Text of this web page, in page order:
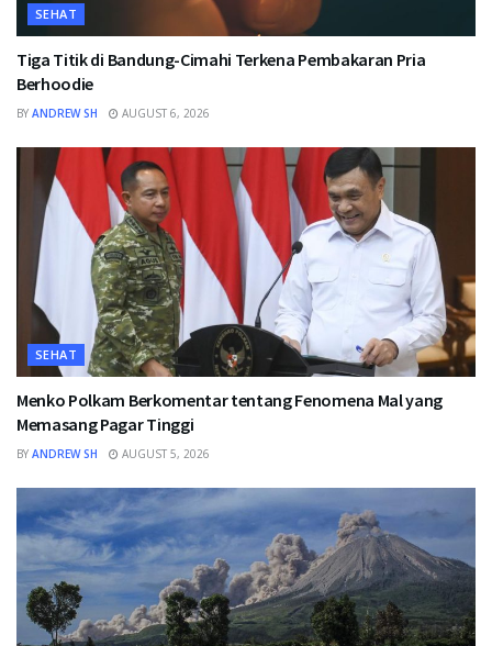
SEHAT
Tiga Titik di Bandung-Cimahi Terkena Pembakaran Pria
Berhoodie
BY ANDREW SH AUGUST 6, 2026
SEHAT
Menko Polkam Berkomentar tentang Fenomena Mal yang
Memasang Pagar Tinggi
BY ANDREW SH AUGUST 5, 2026